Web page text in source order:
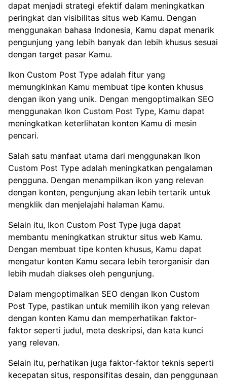
dapat menjadi strategi efektif dalam meningkatkan
peringkat dan visibilitas situs web Kamu. Dengan
menggunakan bahasa Indonesia, Kamu dapat menarik
pengunjung yang lebih banyak dan lebih khusus sesuai
dengan target pasar Kamu.
Ikon Custom Post Type adalah fitur yang
memungkinkan Kamu membuat tipe konten khusus
dengan ikon yang unik. Dengan mengoptimalkan SEO
menggunakan Ikon Custom Post Type, Kamu dapat
meningkatkan keterlihatan konten Kamu di mesin
pencari.
Salah satu manfaat utama dari menggunakan Ikon
Custom Post Type adalah meningkatkan pengalaman
pengguna. Dengan menampilkan ikon yang relevan
dengan konten, pengunjung akan lebih tertarik untuk
mengklik dan menjelajahi halaman Kamu.
Selain itu, Ikon Custom Post Type juga dapat
membantu meningkatkan struktur situs web Kamu.
Dengan membuat tipe konten khusus, Kamu dapat
mengatur konten Kamu secara lebih terorganisir dan
lebih mudah diakses oleh pengunjung.
Dalam mengoptimalkan SEO dengan Ikon Custom
Post Type, pastikan untuk memilih ikon yang relevan
dengan konten Kamu dan memperhatikan faktor-
faktor seperti judul, meta deskripsi, dan kata kunci
yang relevan.
Selain itu, perhatikan juga faktor-faktor teknis seperti
kecepatan situs, responsifitas desain, dan penggunaan